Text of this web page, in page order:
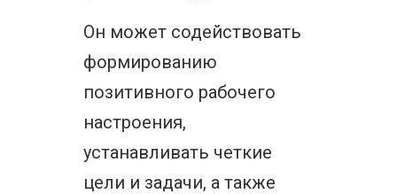
Он может содействовать
формированию
позитивного рабочего
настроения,
устанавливать четкие
цели и задачи, а также